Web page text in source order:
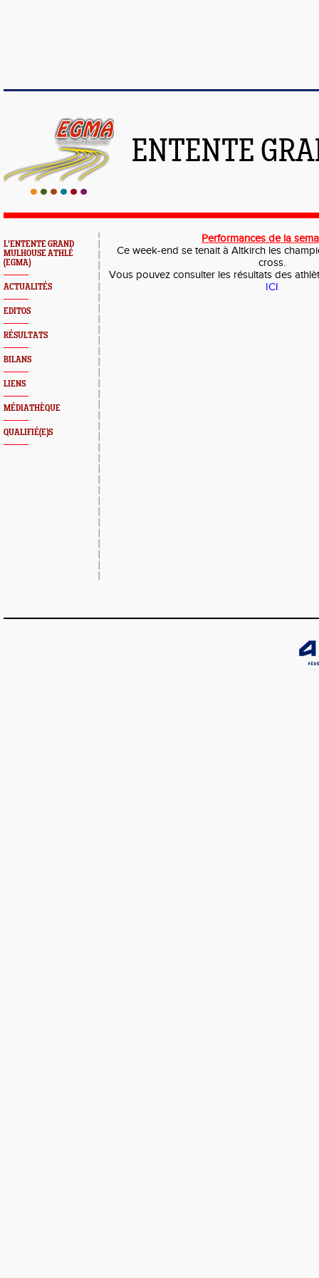
ENTENTE
L'ENTENTE GRAND
MULHOUSE ATHLÉ
(EGMA)
ACTUALITÉS
EDITOS
RÉSULTATS
BILANS
LIENS
MÉDIATHÈQUE
QUALIFIÉ(E)S
Performances de la
Ce week-end se tenait à Altkirch les
cross.
Vous pouvez consulter les résultats des
ICI